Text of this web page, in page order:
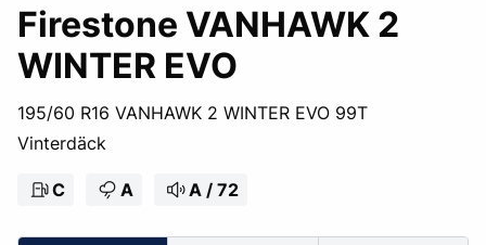
Firestone VANHAWK 2
WINTER EVO
195/60 R16 VANHAWK 2 WINTER EVO 99T
Vinterdäck
C A A / 72